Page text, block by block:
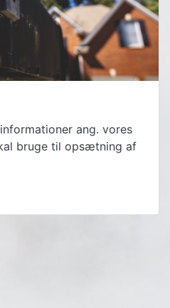
ang. vores
bruge til opsætning af